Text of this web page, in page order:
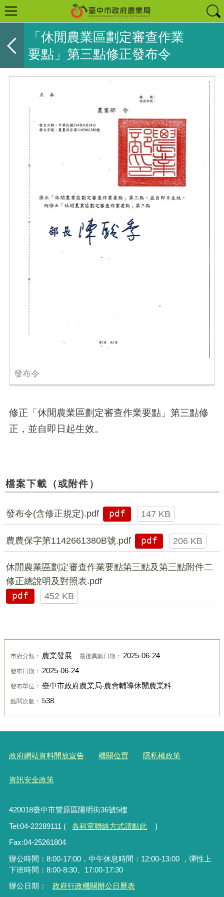
「休閒農業區劃定審查作業
要點」第三點修正發布令
發布令
修正「休閒農業區劃定審查作業要點」第三點修
正，並自即日起生效。
檔案下載（或附件）
發布令(含修正規定).pdf pdf 147 KB
農農保字第1142661380B號.pdf pdf 206 KB
休閒農業區劃定審查作業要點第三點及第三點附件二
修正總說明及對照表.pdf
pdf
452 KB
市府分類： 農業發展 最後異動日期： 2025-06-24
發布日期： 2025-06-24
發布單位： 臺中市政府農業局‧農會輔導休閒農業科
點閱次數： 538
政府網站資料開放宣告 機關位置 隱私權政策
資訊安全政策
420018臺中市豐原區陽明街36號5樓
Tel:04-22289111 (
各科室聯絡方式請點此
)
Fax:04-25261804
辦公時間：8:00-17:00，中午休息時間：12:00-13:00 ，彈性上
下班時間：8:00-8:30、17:00-17:30
辦公日期：
政府行政機關辦公日曆表